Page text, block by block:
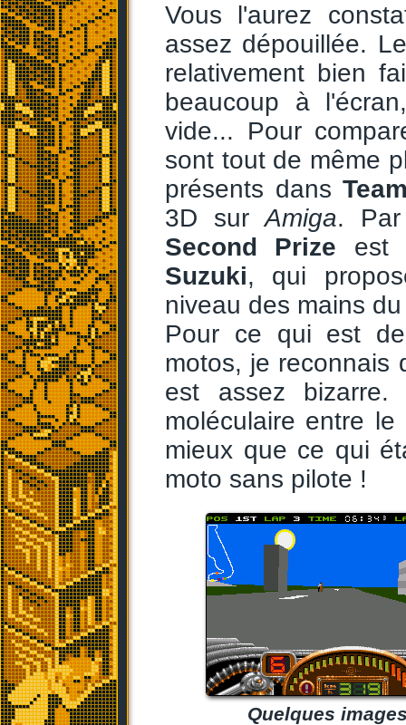
Vous l'aurez
assez dépouillée.
relativement bien
beaucoup à
vide... Pour
sont tout de même
présents dans
3D surAmiga.
Second Prize est
Suzuki, qui
niveau des mains
Pour ce qui est
motos, je
est assez
moléculaire entre
mieux que ce qui
moto sans pilote !
Quelques